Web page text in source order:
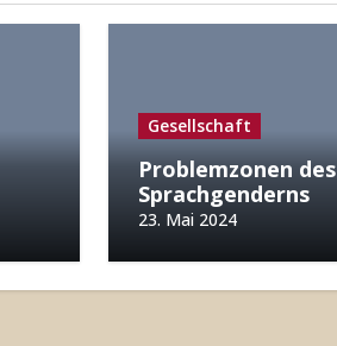
Gesellschaft
Problemzonen des
Sprachgenderns
23. Mai 2024